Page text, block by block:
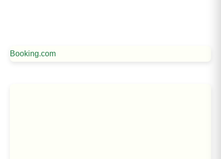
Booking.com